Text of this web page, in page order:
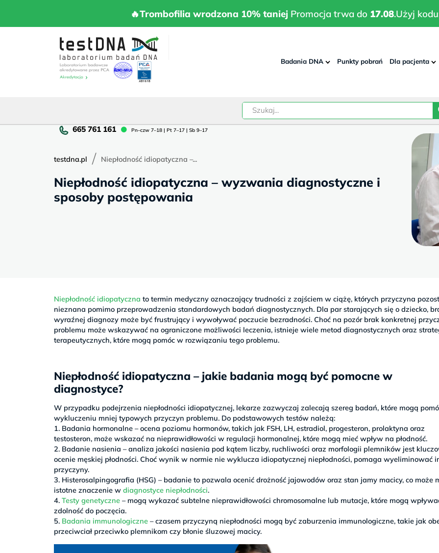
🔥Trombofilia wrodzona 10% taniej Promocja trwa do 17.08.Użyj
🔥Trombofilia wrodzona 10% taniej Promocja trwa do 17.08.Użyj kodu:
Pn–czw 7–18 | Pt 7–17 | Sb 9–17Pn–
Pt
7–
Badania DNA Punkty pobrań Dla pacjenta
testdna.pl / Niepłodność idiopatyczna –...
Niepłodność idiopatyczna – wyzwania diagnostyczne i
sposoby postępowania
Niepłodność idiopatyczna to termin medyczny oznaczający trudności z zajściem w ciążę, których przyczyna
nieznana pomimo przeprowadzenia standardowych badań diagnostycznych. Dla par starających się o dziecko,
wyraźnej diagnozy może być frustrujący i wywoływać poczucie bezradności. Choć na pozór brak konkretnej
problemu może wskazywać na ograniczone możliwości leczenia, istnieje wiele metod diagnostycznych oraz
terapeutycznych, które mogą pomóc w rozwiązaniu tego problemu.
Niepłodność idiopatyczna – jakie badania mogą być pomocne w
diagnostyce?
W przypadku podejrzenia niepłodności idiopatycznej, lekarze zazwyczaj zalecają szereg badań, które mogą
wykluczeniu mniej typowych przyczyn problemu. Do podstawowych testów należą:
1. Badania hormonalne – ocena poziomu hormonów, takich jak FSH, LH, estradiol, progesteron, prolaktyna oraz
testosteron, może wskazać na nieprawidłowości w regulacji hormonalnej, które mogą mieć wpływ na płodność.
2. Badanie nasienia – analiza jakości nasienia pod kątem liczby, ruchliwości oraz morfologii plemników jest
ocenie męskiej płodności. Choć wynik w normie nie wyklucza idiopatycznej niepłodności, pomaga wyeliminować
przyczyny.
3. Histerosalpingografia (HSG) – badanie to pozwala ocenić drożność jajowodów oraz stan jamy macicy, co może
istotne znaczenie wdiagnostyce niepłodności.
4.Testy genetyczne – mogą wykazać subtelne nieprawidłowości chromosomalne lub mutacje, które mogą
zdolność do poczęcia.
5. Badania immunologiczne – czasem przyczyną niepłodności mogą być zaburzenia immunologiczne, takie jak
przeciwciał przeciwko plemnikom czy błonie śluzowej macicy.